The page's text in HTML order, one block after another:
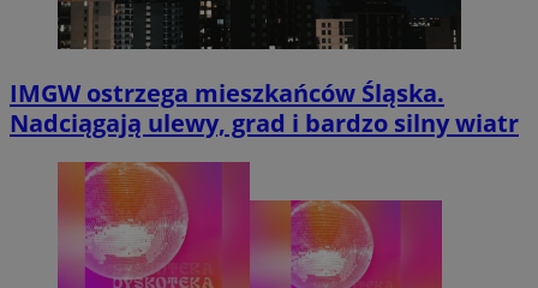
IMGW ostrzega mieszkańców Śląska.
Nadciągają ulewy, grad i bardzo silny wiatr